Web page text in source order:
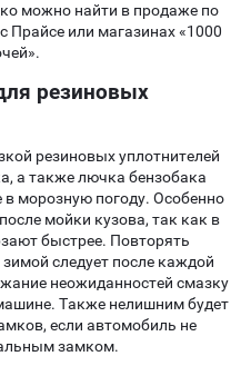
можно найти в продаже по
Прайсе или магазинах «1000
резиновых
резиновых уплотнителей
а также лючка бензобака
в морозную погоду. Особенно
мойки кузова, так как в
быстрее. Повторять
следует после каждой
неожиданностей смазку
Также нелишним будет
если автомобиль не
замком.